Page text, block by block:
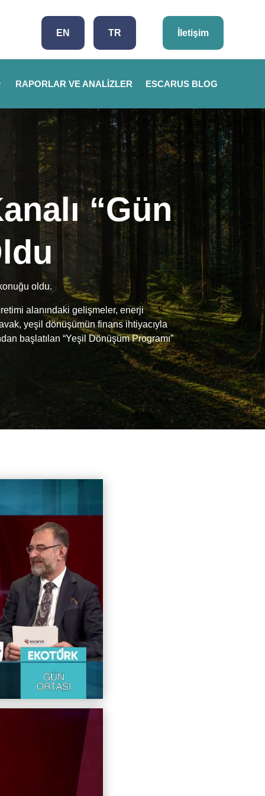
EN TR İletişim
RAPORLAR VE ANALIZLER ESCARUS BLOG
“Gün
oldu.
alanındaki gelişmeler, enerji
yeşil dönüşümün finans ihtiyacıyla
başlatılan “Yeşil Dönüşüm Programı”